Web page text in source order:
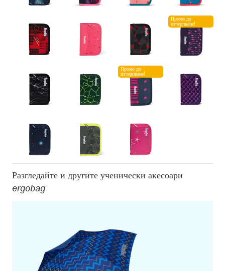
Промо до
изчерпване!
Промо до
изчерпване!
Разгледайте и другите ученически акесоари
ergobag